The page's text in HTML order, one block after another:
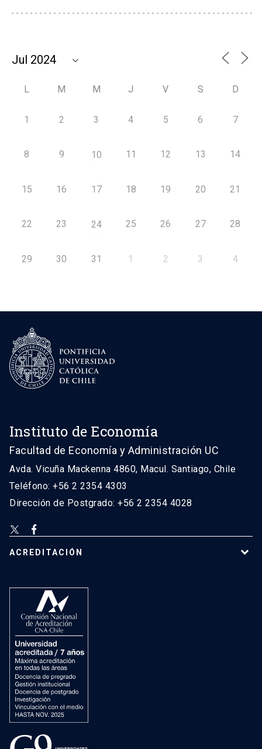
L M M J V S D
1 2 3 4 5 6 7
8 9 10 11 12 13 14
15 16 17 18 19 20 21
22 23 24 25 26 27 28
29 30 31 1 2 3 4
Instituto de Economía
Facultad de Economía y Administración UC
Avda. Vicuña Mackenna 4860, Macul. Santiago, Chile
Teléfono: +56 2 2354 4303
Dirección de Postgrado: +56 2 2354 4028
ACREDITACIÓN